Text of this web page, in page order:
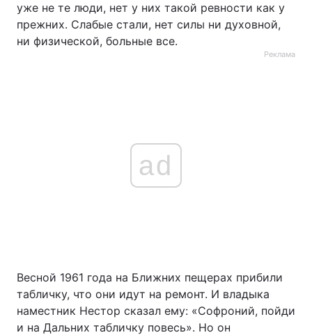
уже не те люди, нет у них такой ревности как у
прежних. Слабые стали, нет силы ни духовной,
ни физической, больные все.
Реклама
ad
Весной 1961 года на Ближних пещерах прибили
табличку, что они идут на ремонт. И владыка
наместник Нестор сказал ему: «Софроний, пойди
и на Дальних табличку повесь». Но он